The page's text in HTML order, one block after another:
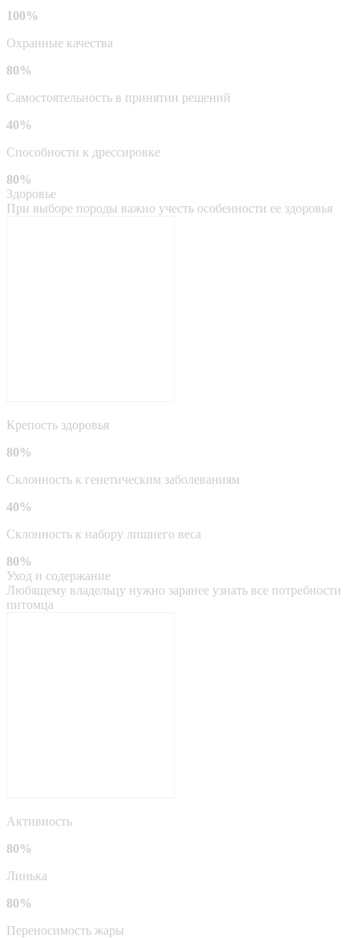
100%
Охранные качества
80%
Самостоятельность в принятии решений
40%
Способности к дрессировке
80%
Здоровье
При выборе породы важно учесть особенности ее здоровья
Крепость здоровья
80%
Склонность к генетическим заболеваниям
40%
Склонность к набору лишнего веса
80%
Уход и содержание
Любящему владельцу нужно заранее узнать все потребности
питомца
Активность
80%
Линька
80%
Переносимость жары